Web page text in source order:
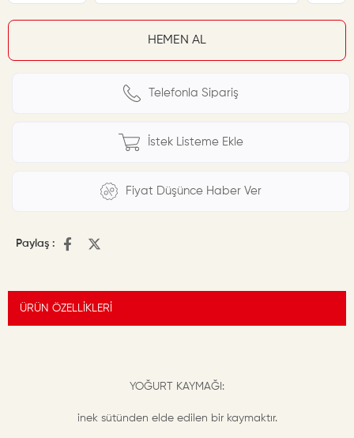
Telefonla Sipariş
İstek Listeme Ekle
Fiyat Düşünce Haber Ver
Paylaş :
ÜRÜN ÖZELLIKLERI
YOĞURT KAYMAĞI:
inek sütünden elde edilen bir kaymaktır.